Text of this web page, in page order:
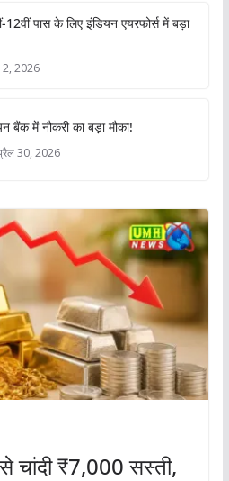
12वीं पास के लिए इंडियन एयरफोर्स में बड़ा
2, 2026
बैंक में नौकरी का बड़ा मौका!
30, 2026
चांदी ₹7,000 सस्ती,